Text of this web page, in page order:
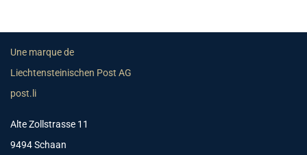
Une marque de
Liechtensteinischen Post AG
post.li
Alte Zollstrasse 11
9494 Schaan